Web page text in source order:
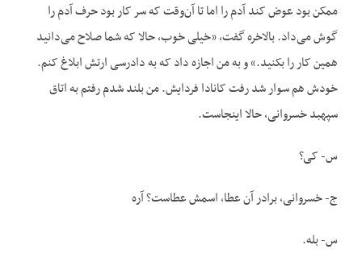
ممکن بود عوض کند آدم را اما تا آن‌وقت که سر کار بود حرف آدم را
گوش می‌داد. بالاخره گفت، «خیلی خوب، حالا که شما صلاح می‌دانید
همین کار را بکنید.» و به من اجازه داد که به دادرسی ارتش ابلاغ کنم.
خودش هم سوار شد رفت کانادا فردایش. من بلند شدم رفتم به اتاق
سپهبد خسروانی، حالا اینجاست.
س- کی؟
ج- خسروانی، برادر آن عطا، اسمش عطاست؟ آره
س- بله.